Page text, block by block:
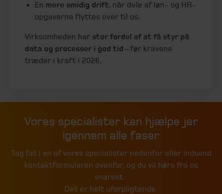
En mere smidig drift, når dele af løn- og HR-
opgaverne flyttes over til os.
Virksomheden har stor fordel af at få styr på
data og processer i god tid – før kravene
træder i kraft i 2026.
Vores specialister kan hjælpe jer
igennem alle faser
Tag fat i en af vores specialister nedenfor eller indsend
kontaktformularen ovenfor, og du vil høre fra os
snarest.
Det er helt uforpligtende.